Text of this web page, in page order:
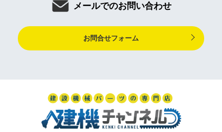
メールでのお問い合わせ
お問合せフォーム